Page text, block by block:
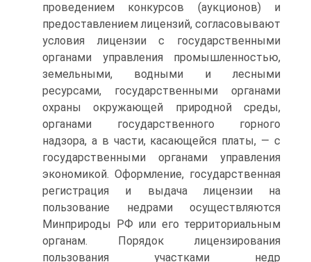
проведением конкурсов (аукционов) и
предоставлением лицензий, согласовывают
условия лицензии с государственными
органами управления промышленностью,
земельными, водными и лесными
ресурсами, государственными органами
охраны окружающей природной среды,
органами государственного горного
надзора, а в части, касающейся платы, — с
государственными органами управления
экономикой. Оформление, государственная
регистрация и выдача лицензии на
пользование недрами осуществляются
Минприроды РФ или его территориальным
органам. Порядок лицензирования
пользования участками недр